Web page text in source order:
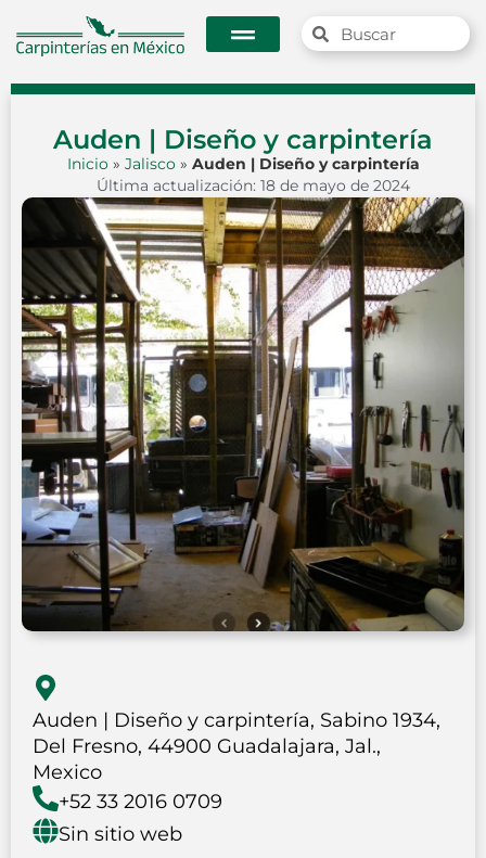
Auden | Diseño y carpintería
Inicio» Jalisco» Auden | Diseño y carpintería
Última actualización: 18 de mayo de 2024
Auden | Diseño y carpintería, Sabino 1934,
Del Fresno, 44900 Guadalajara, Jal.,
Mexico
+52 33 2016 0709
Sin sitio web